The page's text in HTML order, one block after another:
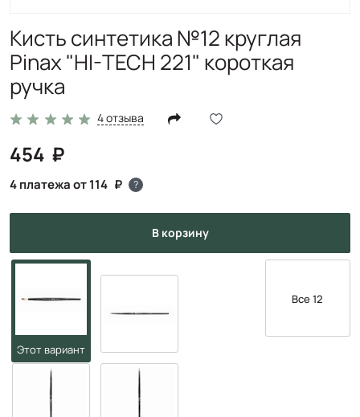
Кисть синтетика №12 круглая
Pinax "HI-TECH 221" короткая
ручка
4 отзыва
454
4 платежа от 114 ?
в корзину
Все 12